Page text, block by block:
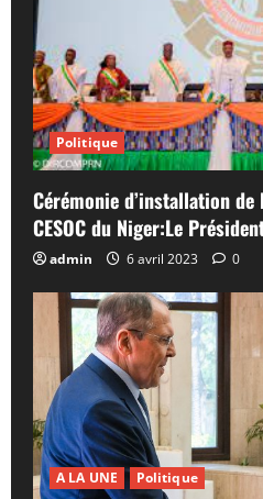
Politique
Cérémonie d’installation
CESOC du Niger:Le
admin 6 avril 2023 0
A LA UNE Politique